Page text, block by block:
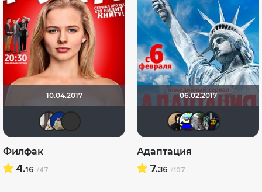
10.04.2017
Alexandr Pessimist
Филфак
4.16 /47
06.02.2017
Адаптация
7.36 /107